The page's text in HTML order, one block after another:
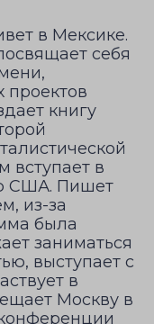
в Мексике.
себя
проектов
книгу
вступает в
США. Пишет
из-за
была
заниматься
выступает с
в
Москву в